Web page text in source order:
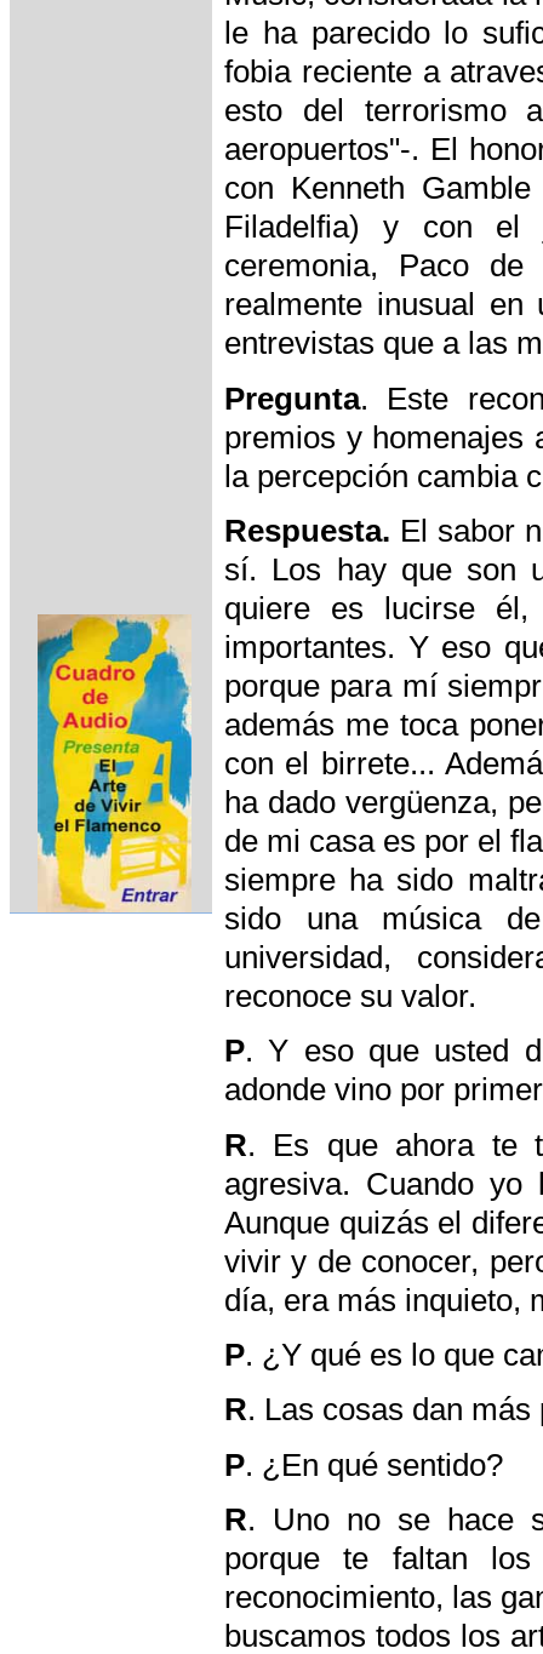
le ha parecido lo
fobia reciente a
esto del terrorismo
aeropuertos"-. El
con Kenneth
Filadelfia) y con el
ceremonia, Paco
realmente inusual
entrevistas que a las
Pregunta. Este
premios y homenajes
la percepción cambia
Respuesta. El sabor
sí. Los hay que son
quiere es lucirse
importantes. Y eso
porque para mí
además me toca
con el birrete...
ha dado vergüenza,
de mi casa es por el
siempre ha sido
sido una música
universidad,
reconoce su valor.
P. Y eso que usted
adonde vino por
R. Es que ahora te
agresiva. Cuando
Aunque quizás el
vivir y de conocer,
día, era más inquieto,
P. ¿Y qué es lo que
R. Las cosas dan más
P. ¿En qué sentido?
R. Uno no se hace
porque te faltan
reconocimiento, las
buscamos todos los